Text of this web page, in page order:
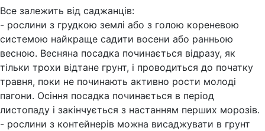
Все залежить від саджанців:
- рослини з грудкою землі або з голою кореневою
системою найкраще садити восени або ранньою
весною. Весняна посадка починається відразу, як
тільки трохи відтане грунт, і проводиться до початку
травня, поки не починають активно рости молоді
пагони. Осіння посадка починається в період
листопаду і закінчується з настанням перших морозів.
- рослини з контейнерів можна висаджувати в грунт